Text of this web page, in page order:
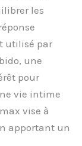
les
utilisé par
une
pour
vie intime
vise à
apportant un